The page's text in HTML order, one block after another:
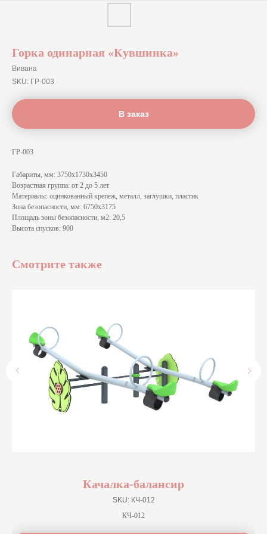
Горка одинарная «Кувшинка»
Вивана
SKU: ГР-003
В заказ
ГР-003
Габариты, мм: 3750x1730x3450
Возрастная группа: от 2 до 5 лет
Материалы: оцинкованный крепеж, металл, заглушки, пластик
Зона безопасности, мм: 6750x3175
Площадь зоны безопасности, м2: 20,5
Высота спусков: 900
Смотрите также
Качалка-балансир
SKU: КЧ-012
КЧ-012